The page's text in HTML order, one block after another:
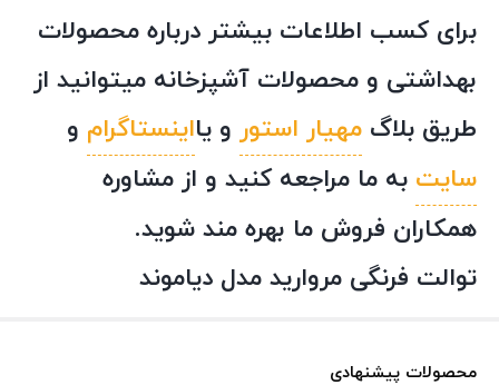
برای کسب اطلاعات بیشتر درباره محصولات
بهداشتی و محصولات آشپزخانه میتوانید از
طریق بلاگ مهیار استور و یااینستاگرام و
سایت به ما مراجعه کنید و از مشاوره
همکاران فروش ما بهره مند شوید.
توالت فرنگی مروارید مدل دیاموند
محصولات پیشنهادی